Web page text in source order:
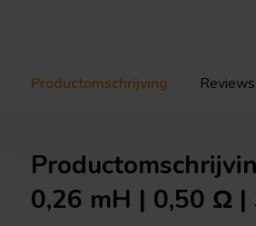
Productomschrijving Reviews
0,26 mH | 0,50 Ω |